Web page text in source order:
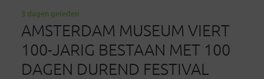
3 dagen geleden
AMSTERDAM MUSEUM VIERT
100-JARIG BESTAAN MET 100
DAGEN DUREND FESTIVAL